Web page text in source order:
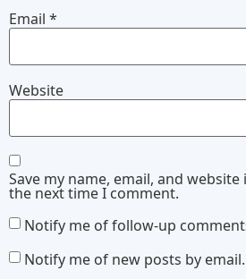
Email *
Website
Save my name, email, and
the next time I comment.
Notify me of follow-up
Notify me of new posts by email.